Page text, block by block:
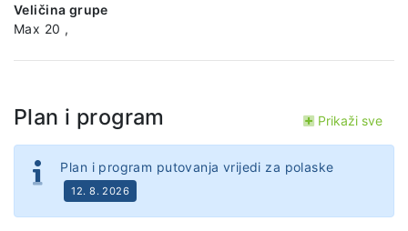
Veličina grupe
Max 20 ,
Plan i program Prikaži sve
Plan i program putovanja vrijedi za polaske
12. 8. 2026